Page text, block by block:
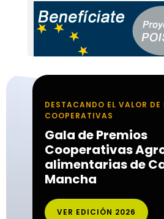
DESTACANDO EL VALOR DE
COOPERATIVAS
Gala de Premios
Cooperativas
alimentarias de
Mancha
VER EDICIÓN 2026